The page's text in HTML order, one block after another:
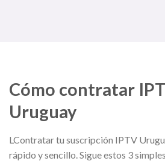
Cómo contratar
Uruguay
LContratar tu suscripción IPTV
rápido y sencillo. Sigue estos 3